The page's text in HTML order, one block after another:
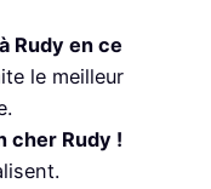
Rudy en ce
le meilleur
cher Rudy !